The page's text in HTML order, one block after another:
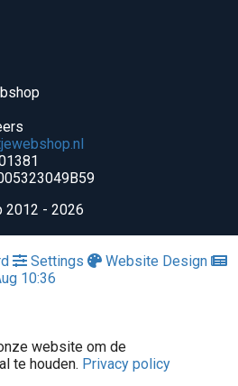
2012 - 2026
Settings
Website Design
10:36
website om de
te houden. Privacy policy